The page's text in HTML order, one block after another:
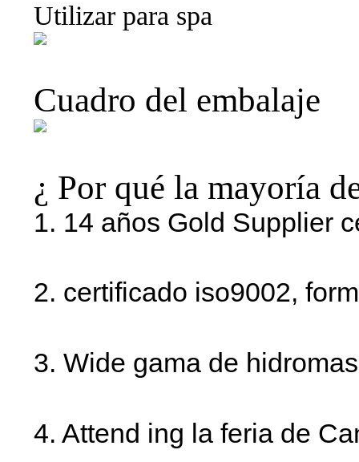
Utilizar para spa
Cuadro del embalaje
¿ Por qué la mayoría
1. 14 años Gold Supplier
2. certificado iso9002,
3. Wide gama de
4. Attend ing la feria de